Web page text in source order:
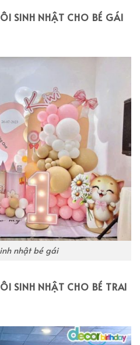
SINH NHẬT CHO BÉ GÁI
nhật bé gái
SINH NHẬT CHO BÉ TRAI